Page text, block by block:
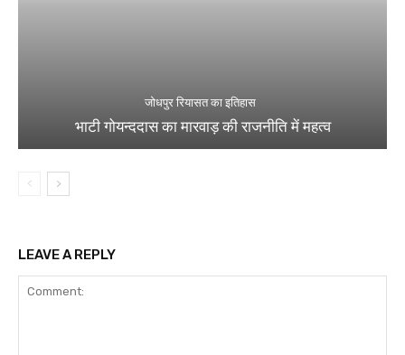
जोधपुर रियासत का इतिहास
भाटी गोयन्ददास का मारवाड़ की राजनीति में महत्व
LEAVE A REPLY